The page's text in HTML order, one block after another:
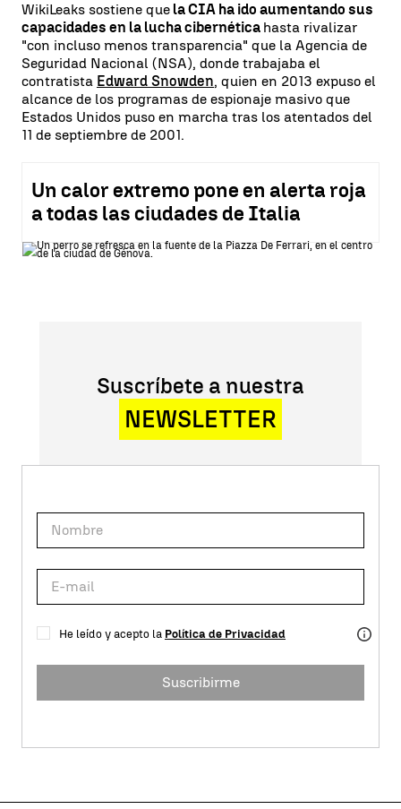
WikiLeaks sostiene que la CIA ha ido aumentando sus
capacidades en la lucha cibernética hasta rivalizar
"con incluso menos transparencia" que la Agencia de
Seguridad Nacional (NSA), donde trabajaba el
contratista Edward Snowden, quien en 2013 expuso el
alcance de los programas de espionaje masivo que
Estados Unidos puso en marcha tras los atentados del
11 de septiembre de 2001.
Un calor extremo pone en alerta roja
a todas las ciudades de Italia
Suscríbete a nuestra
NEWSLETTER
He leído y acepto la Política de Privacidad
Suscribirme